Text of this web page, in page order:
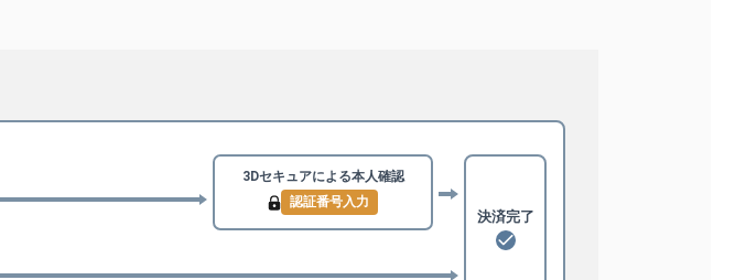
3Dセキュアによる本人確認
認証番号入力
決済完了